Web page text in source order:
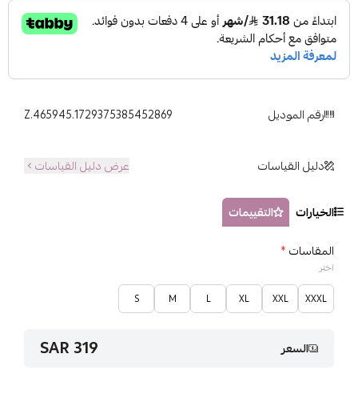
رقم الموديل Z.465945.1729375385452869
دليل القياسات عرض دليل القياسات
الخيارات
التقييمات
المقاسات*
اختر
XXXL
XXL
XL
L
M
S
السعر 319 SAR